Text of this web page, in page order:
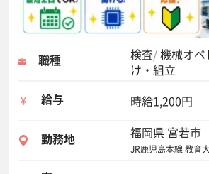
職種 検査 機械オペ
け・組立
給与
時給1,200円
勤務地 福岡県 宮若市
JR鹿児島本線 教育